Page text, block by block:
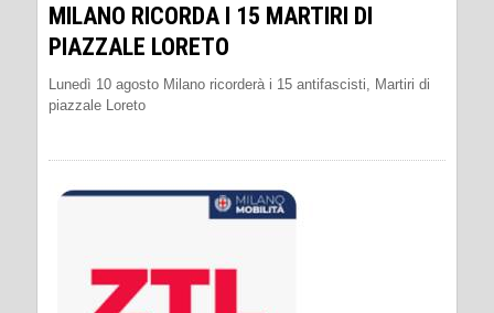
MILANO RICORDA I 15 MARTIRI DI
PIAZZALE LORETO
Lunedì 10 agosto Milano ricorderà i 15 antifascisti, Martiri di
piazzale Loreto